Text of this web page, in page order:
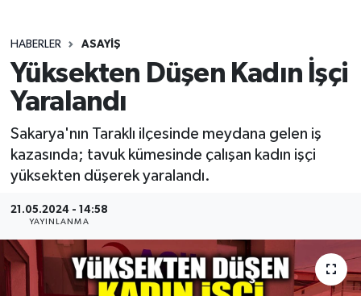
HABERLER ASAYİŞ
Yüksekten Düşen Kadın İşçi
Yaralandı
Sakarya'nın Taraklı ilçesinde meydana gelen iş
kazasında; tavuk kümesinde çalışan kadın işçi
yüksekten düşerek yaralandı.
21.05.2024 - 14:58
YAYINLANMA